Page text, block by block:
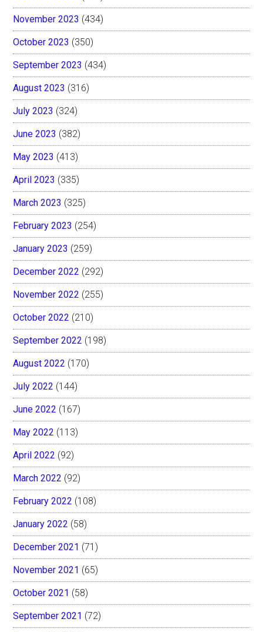
November 2023 (434)
October 2023 (350)
September 2023 (434)
August 2023 (316)
July 2023 (324)
June 2023 (382)
May 2023 (413)
April 2023 (335)
March 2023 (325)
February 2023 (254)
January 2023 (259)
December 2022 (292)
November 2022 (255)
October 2022 (210)
September 2022 (198)
August 2022 (170)
July 2022 (144)
June 2022 (167)
May 2022 (113)
April 2022 (92)
March 2022 (92)
February 2022 (108)
January 2022 (58)
December 2021 (71)
November 2021 (65)
October 2021 (58)
September 2021 (72)